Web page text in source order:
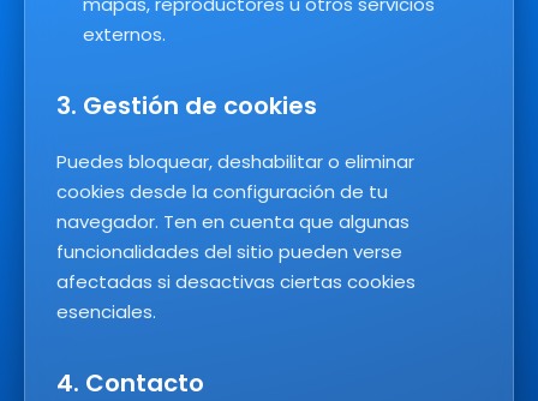
externos.
3. Gestión de cookies
Puedes bloquear, deshabilitar o eliminar
cookies desde la configuración de tu
navegador. Ten en cuenta que algunas
funcionalidades del sitio pueden verse
afectadas si desactivas ciertas cookies
esenciales.
4. Contacto